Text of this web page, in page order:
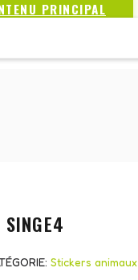
PRINCIPAL
SINGE4
Stickers animaux